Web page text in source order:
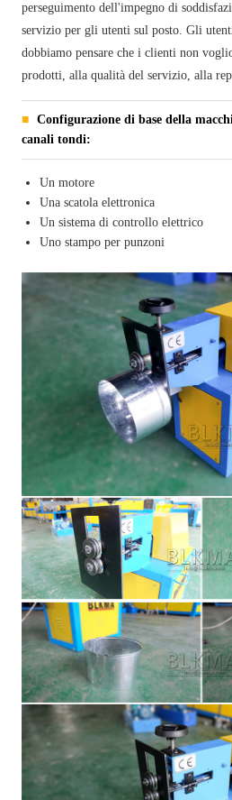
perseguimento dell'impegno di
servizio per gli utenti sul posto. Gli utenti
dobbiamo pensare che i clienti non
prodotti, alla qualità del servizio, alla
Configurazione di base della
canali tondi:
Un motore
Una scatola elettronica
Un sistema di controllo elettrico
Uno stampo per punzoni